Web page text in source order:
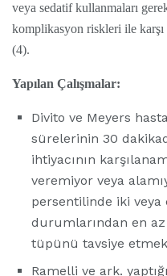
veya sedatif kullanmaları
komplikasyon riskleri ile karşı
(4).
Yapılan Çalışmalar:
Divito ve Meyers
sürelerinin 30
ihtiyacının
veremiyor veya
persentilinde iki veya
durumlarından en
tüpünü tavsiye
Ramelli ve ark.